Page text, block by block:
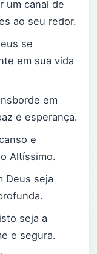
um canal de
ao seu redor.
se
em sua vida
em
e esperança.
e
Altíssimo.
Deus seja
seja a
e segura.